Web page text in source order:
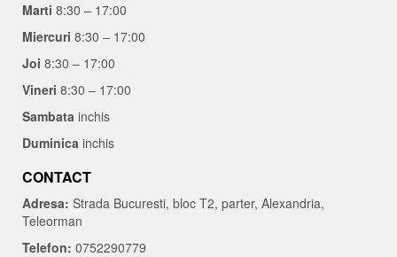
Marti 8:30 – 17:00
Miercuri 8:30 – 17:00
Joi 8:30 – 17:00
Vineri 8:30 – 17:00
Sambata inchis
Duminica inchis
CONTACT
Adresa: Strada Bucuresti, bloc T2, parter, Alexandria,
Teleorman
Telefon: 0752290779